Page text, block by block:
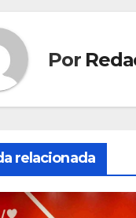
Por
relacionada